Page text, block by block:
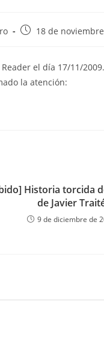
Publicación
entrada:
18 de
el día 17/11/
la atención:
Historia torcida
de Javier
9 de diciembre de